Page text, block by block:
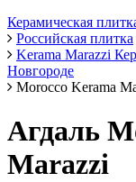
Керамическая
Российская плитка
Kerama Marazzi
Новгороде
Morocco Kerama
Агдаль
Marazzi